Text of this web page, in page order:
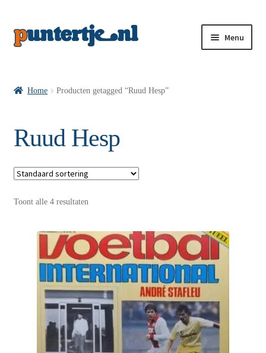
Menu
VI’s met Posters
Wie is puntertje
Puntertjes
Home Producten getagged “Ruud Hesp”
Ruud Hesp
Toont alle 4 resultaten